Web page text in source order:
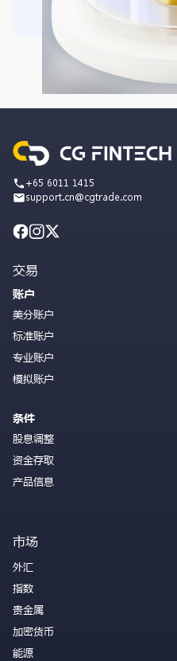
+65 6011 1415
support.cn@cgtrade.com
交易
账户
美分账户
标准账户
专业账户
模拟账户
条件
股息调整
资金存取
产品信息
市场
外汇
指数
贵金属
加密货币
能源